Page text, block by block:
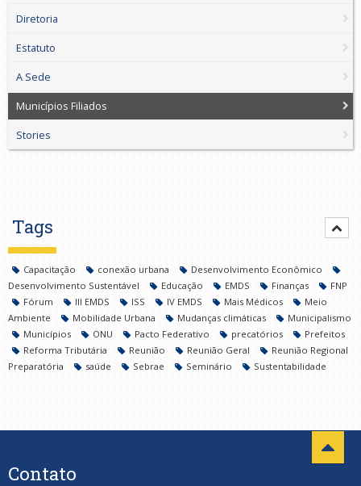
Diretoria
Estatuto
A Sede
Municípios Filiados
Stories
Tags
Capacitação conexão urbana
Desenvolvimento Econômico
Desenvolvimento Sustentável
Educação EMDS Finanças
FNP
Fórum
III EMDS ISS IV EMDS Mais Médicos
Meio
Ambiente
Mobilidade Urbana Mudanças climáticas
Municipalismo
Municípios
ONU Pacto Federativo precatórios
Prefeitos
Reforma Tributária
Reunião Reunião Geral
Reunião Regional
Preparatória
saúde Sebrae Seminário Sustentabilidade
Contato